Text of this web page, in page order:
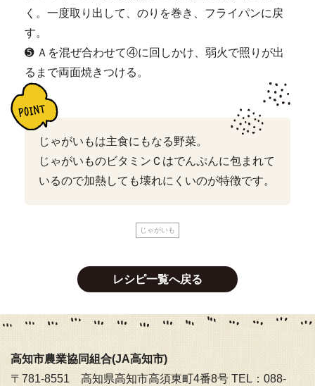
く。一度取り出して、のりを巻き、フライパンに戻
す。
➎ Ａを混ぜ合わせて④に回しかけ、弱火で照りが出
るまで両面焼きつける。
じゃがいもは主食にもなる野菜。
じゃがいものビタミンＣはでんぷんに包まれて
いるので加熱しても壊れにくいのが特徴です。
じゃがいも
レシピ一覧へ戻る
高知市農業協同組合(JA高知市)
〒781-8551 高知県高知市高須東町4番8号 TEL：088-